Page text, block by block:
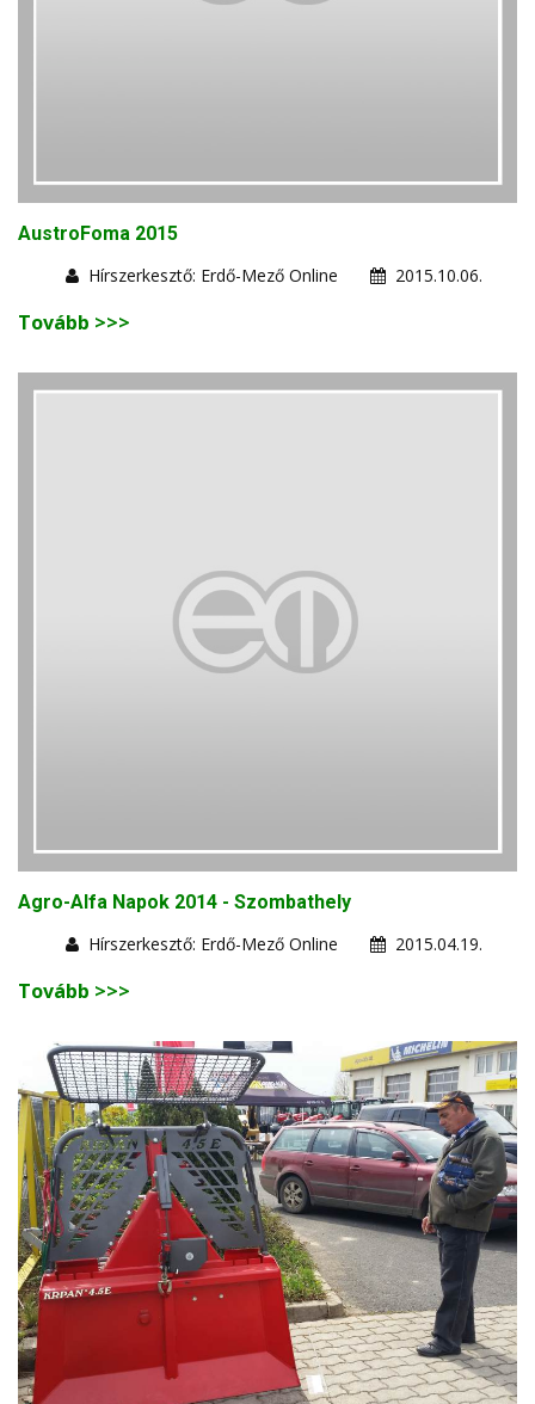
AustroFoma 2015
Hírszerkesztő: Erdő-Mező Online
2015.10.06.
Tovább >>>
Agro-Alfa Napok 2014 - Szombathely
Hírszerkesztő: Erdő-Mező Online
2015.04.19.
Tovább >>>